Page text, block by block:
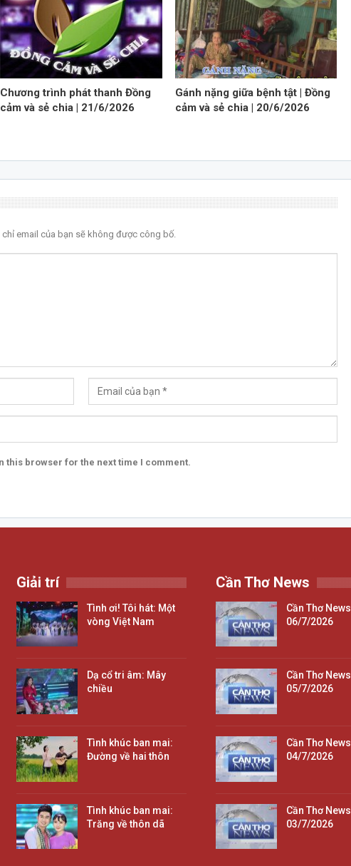
Chương trình phát thanh Đồng
cảm và sẻ chia | 21/6/2026
Gánh nặng giữa bệnh tật | Đồng
cảm và sẻ chia | 20/6/2026
email của bạn sẽ không được công bố.
this browser for the next time I comment.
Giải trí
Tình ơi! Tôi hát: Một
vòng Việt Nam
Dạ cổ tri âm: Mây
chiều
Tình khúc ban mai:
Đường về hai thôn
Tình khúc ban mai:
Trăng về thôn dã
Cần Thơ News
Cần Thơ News |
06/7/2026
Cần Thơ News |
05/7/2026
Cần Thơ News |
04/7/2026
Cần Thơ News |
03/7/2026